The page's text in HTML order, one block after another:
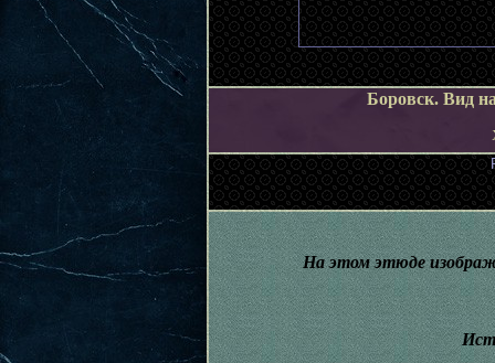
Боровск. Вид
На этом этюде